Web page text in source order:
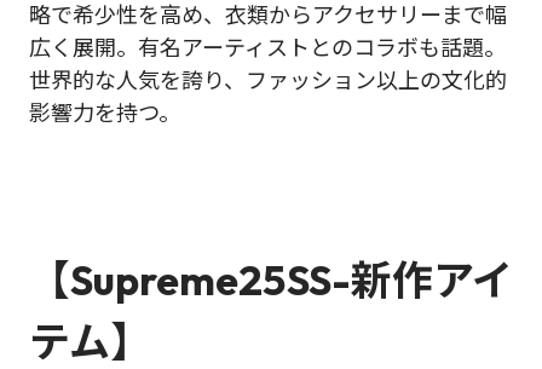
略で希少性を高め、衣類からアクセサリーまで幅
広く展開。有名アーティストとのコラボも話題。
世界的な人気を誇り、ファッション以上の文化的
影響力を持つ。
【Supreme25SS-新作アイ
テム】